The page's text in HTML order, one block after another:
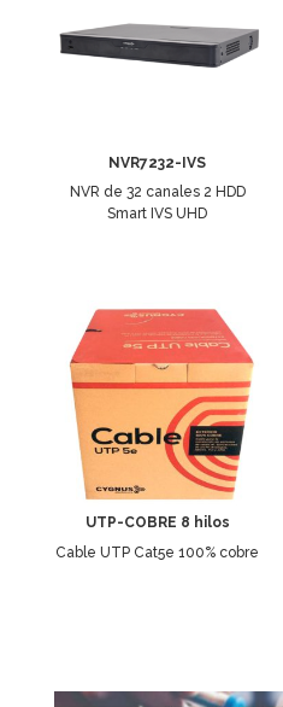
NVR7232-IVS
NVR de 32 canales 2 HDD
Smart IVS UHD
UTP-COBRE 8 hilos
Cable UTP Cat5e 100% cobre